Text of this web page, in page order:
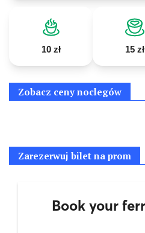
10 zł 15 zł
Zobacz ceny noclegów
Zarezerwuj bilet na prom